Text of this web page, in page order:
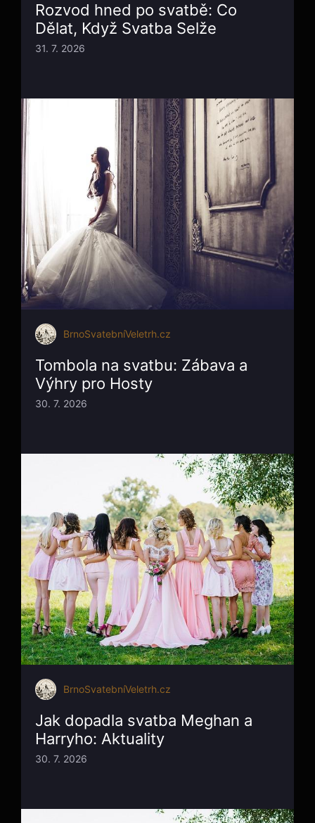
Rozvod hned po svatbě: Co
Dělat, Když Svatba Selže
31. 7. 2026
BrnoSvatebníVeletrh.cz
Tombola na svatbu: Zábava a
Výhry pro Hosty
30. 7. 2026
BrnoSvatebníVeletrh.cz
Jak dopadla svatba Meghan a
Harryho: Aktuality
30. 7. 2026